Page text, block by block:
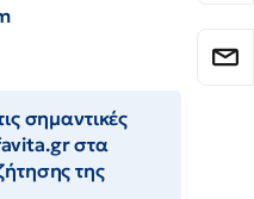
σημαντικές
στα
της